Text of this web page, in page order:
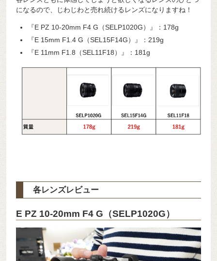
になるので、じわじわと売れ続けるレンズになりますね！
『E PZ 10-20mm F4 G（SELP1020G）』：178g
『E 15mm F1.4 G（SEL15F14G）』：219g
『E 11mm F1.8（SEL11F18）』：181g
各レンズレビュー
E PZ 10-20mm F4 G（SELP1020G）